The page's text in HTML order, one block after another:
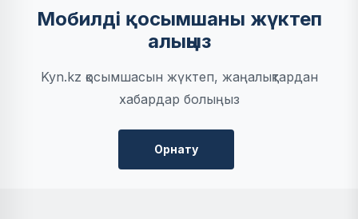
Мобилді қосымшаны жүктеп
алыңыз
Kyn.kz қосымшасын жүктеп, жаңалықтардан
хабардар болыңыз
Орнату